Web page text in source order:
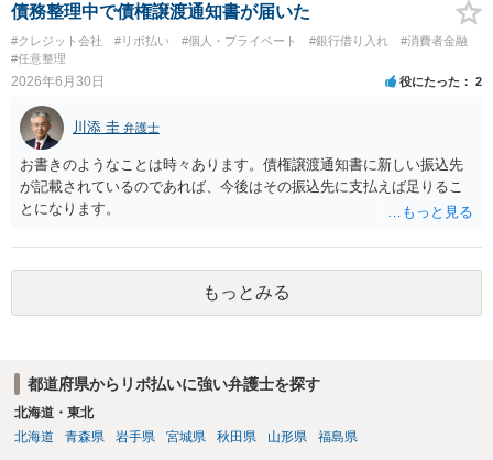
債務整理中で債権譲渡通知書が届いた
#クレジット会社 #リボ払い #個人・プライベート #銀行借り入れ
#消費者金融
#任意整理
2026年6月30日 役にたった 2
川添 圭 弁護士
お書きのようなことは時々あります。債権譲渡通知書に新しい振込先
が記載されているのであれば、今後はその振込先に支払えば足りるこ
とになります。
もっとみる
都道府県からリボ払いに強い弁護士を探す
北海道・東北
北海道
青森県 岩手県 宮城県 秋田県 山形県 福島県